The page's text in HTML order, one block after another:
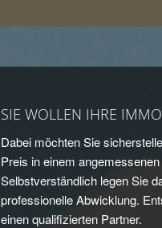
SIE WOLLEN IHRE
Dabei möchten Sie
Preis in einem
Selbstverständlich legen Sie
professionelle Abwicklung.
einen qualifizierten Partner.